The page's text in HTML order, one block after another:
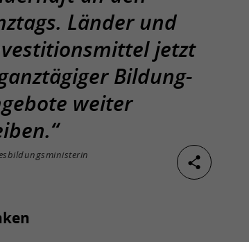
Länder und
jetzt
Bildung-
weiter